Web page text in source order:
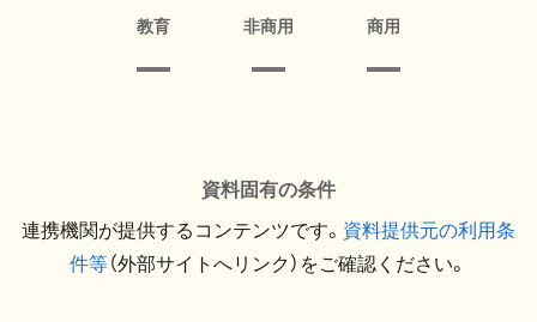
教育 非商用 商用
資料固有の条件
連携機関が提供するコンテンツです。 資料提供元の利用条
件等（外部サイトへリンク）をご確認ください。